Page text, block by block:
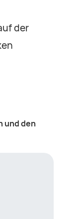
der
und den